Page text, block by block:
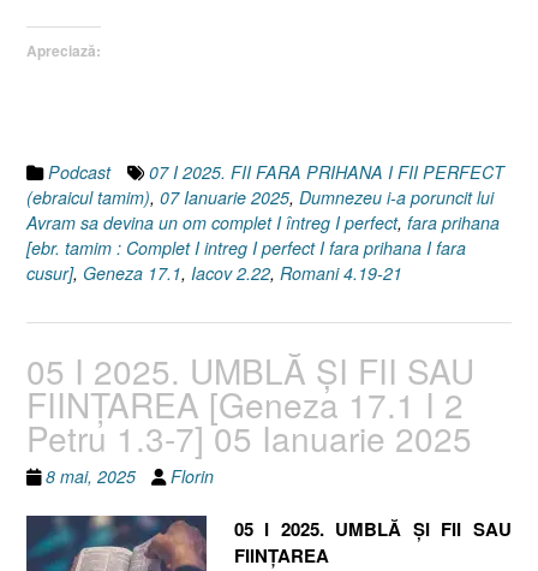
Ianuarie
2025”
Apreciază:
Podcast
07 I 2025. FII FARA PRIHANA I FII PERFECT
(ebraicul tamim), 07 Ianuarie 2025, Dumnezeu i-a poruncit lui
Avram sa devina un om complet I întreg I perfect, fara prihana
[ebr. tamim : Complet I intreg I perfect I fara prihana I fara
cusur], Geneza 17.1, Iacov 2.22, Romani 4.19-21
05 I 2025. UMBLĂ ȘI FII SAU
FIINȚAREA [Geneza 17.1 I 2
Petru 1.3-7] 05 Ianuarie 2025
8 mai, 2025 Florin
05 I 2025. UMBLĂ ȘI FII SAU
FIINȚAREA